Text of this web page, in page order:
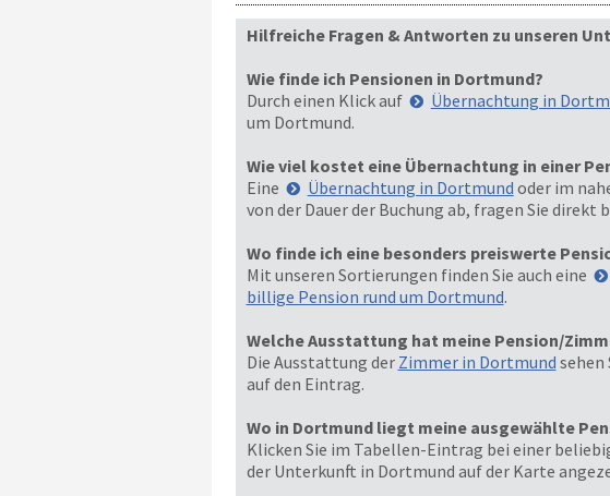
Hilfreiche Fragen & Antworten zu unseren
Wie finde ich Pensionen in Dortmund?
Durch einen Klick auf
Übernachtung in
um Dortmund.
Wie viel kostet eine Übernachtung in einer
Eine
Übernachtung in Dortmund oder im
von der Dauer der Buchung ab, fragen Sie direkt
Wo finde ich eine besonders preiswerte
Mit unseren Sortierungen finden Sie auch eine
billige Pension rund um Dortmund.
Welche Ausstattung hat meine Pension/
Die Ausstattung der Zimmer in Dortmund sehen
auf den Eintrag.
Wo in Dortmund liegt meine ausgewählte
Klicken Sie im Tabellen-Eintrag bei einer
der Unterkunft in Dortmund auf der Karte